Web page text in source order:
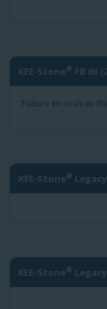
KEE-Stone® FB 60
Toiture en rouleau
KEE-Stone® Legacy
KEE-Stone®